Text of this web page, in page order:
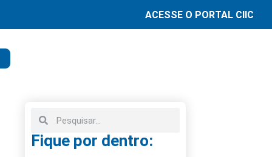
ACESSE O PORTAL CIIC
Fique por dentro: